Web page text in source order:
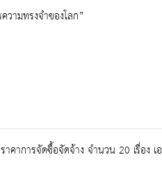
ามทรงจำของโลก”
าการจัดซื้อจัดจ้าง จำนวน 20 เรื่อง เ